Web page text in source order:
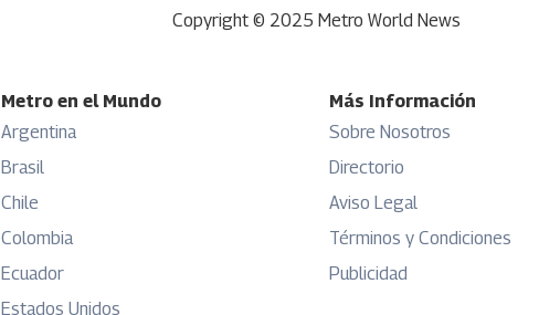
Copyright © 2025 Metro World News
Metro en el Mundo
Argentina
Brasil
Chile
Colombia
Ecuador
Estados Unidos
Más Información
Sobre Nosotros
Directorio
Aviso Legal
Términos y Condiciones
Publicidad